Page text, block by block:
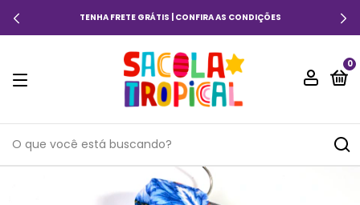
TENHA FRETE GRÁTIS | CONFIRA AS CONDIÇÕES
0